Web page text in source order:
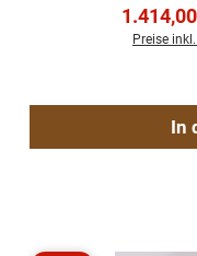
Preise
In